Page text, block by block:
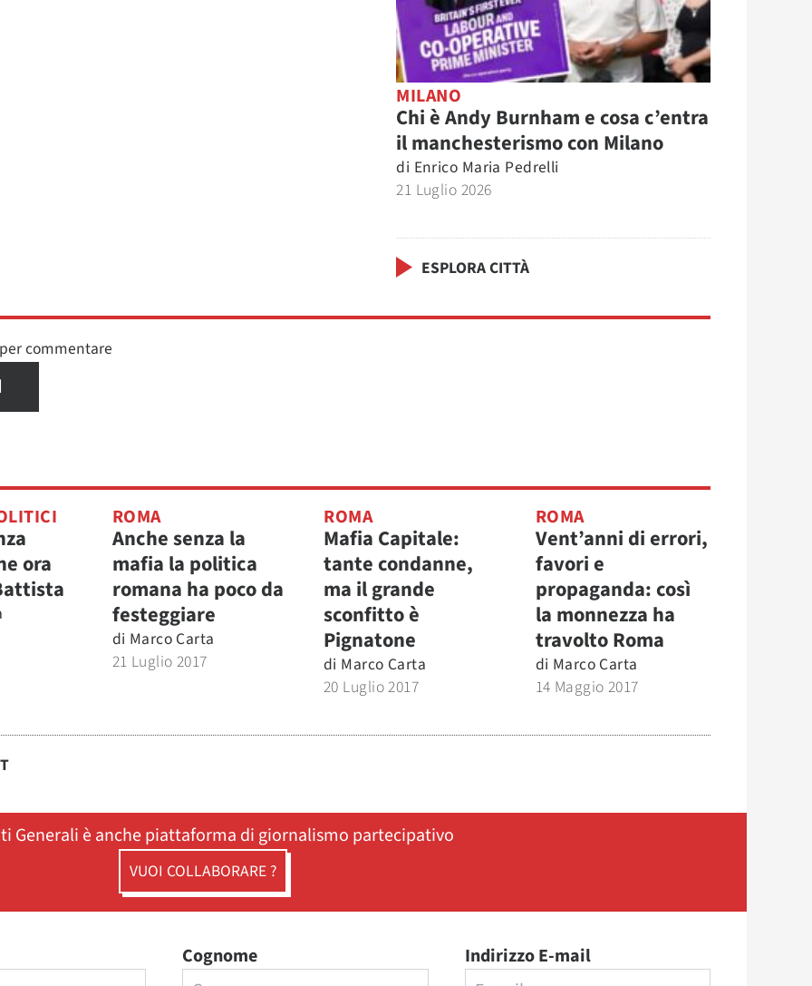
MILANO
Chi è Andy Burnham e cosa c’entra
il manchesterismo con Milano
di Enrico Maria Pedrelli
21 Luglio 2026
ESPLORA CITTÀ
commentare
ora
ROMA
Anche senza la
mafia la politica
romana ha poco da
festeggiare
di Marco Carta
21 Luglio 2017
ROMA
Mafia Capitale:
tante condanne,
ma il grande
sconfitto è
Pignatone
di Marco Carta
20 Luglio 2017
ROMA
Vent’anni di errori,
favori e
propaganda: così
la monnezza ha
travolto Roma
di Marco Carta
14 Maggio 2017
Generali è anche piattaforma di giornalismo partecipativo
VUOI COLLABORARE ?
Cognome Indirizzo E-mail